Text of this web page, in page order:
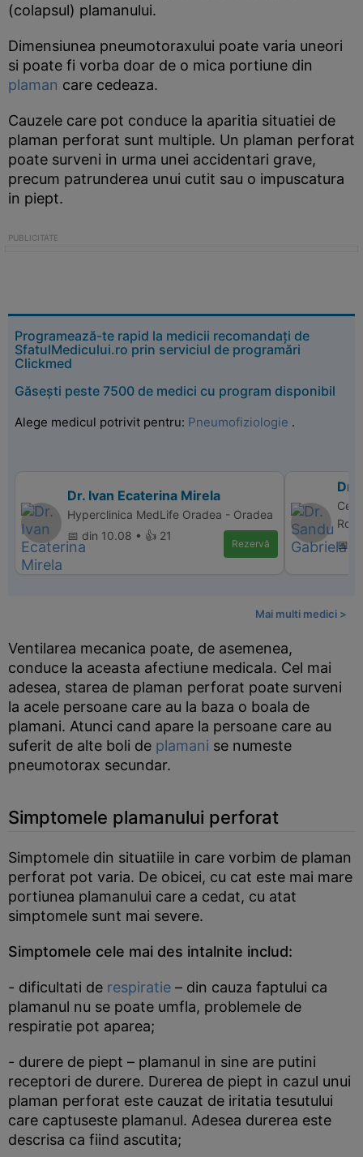
(colapsul) plamanului.
Dimensiunea pneumotoraxului poate varia uneori
si poate fi vorba doar de o mica portiune din
plaman care cedeaza.
Cauzele care pot conduce la aparitia situatiei de
plaman perforat sunt multiple. Un plaman perforat
poate surveni in urma unei accidentari grave,
precum patrunderea unui cutit sau o impuscatura
in piept.
Programează-te rapid la medicii recomandați de
SfatulMedicului.ro prin serviciul de programări
Clickmed
Găsești peste 7500 de medici cu program disponibil
Alege medicul potrivit pentru: Pneumofiziologie .
Dr. Ivan Ecaterina Mirela
Hyperclinica MedLife Oradea - Oradea
📅 din 10.08 • 👍 21
Rezervă
Dr.
📅
Mai multi medici >
Ventilarea mecanica poate, de asemenea,
conduce la aceasta afectiune medicala. Cel mai
adesea, starea de plaman perforat poate surveni
la acele persoane care au la baza o boala de
plamani. Atunci cand apare la persoane care au
suferit de alte boli de plamani se numeste
pneumotorax secundar.
Simptomele plamanului perforat
Simptomele din situatiile in care vorbim de plaman
perforat pot varia. De obicei, cu cat este mai mare
portiunea plamanului care a cedat, cu atat
simptomele sunt mai severe.
Simptomele cele mai des intalnite includ:
- dificultati de respiratie – din cauza faptului ca
plamanul nu se poate umfla, problemele de
respiratie pot aparea;
- durere de piept – plamanul in sine are putini
receptori de durere. Durerea de piept in cazul unui
plaman perforat este cauzat de iritatia tesutului
care captuseste plamanul. Adesea durerea este
descrisa ca fiind ascutita;